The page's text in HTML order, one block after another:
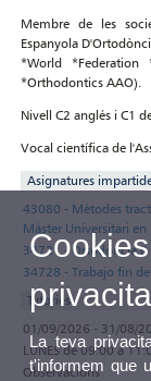
Membre de les
Espanyola
*World *Federation
*Orthodontics AAO).
Nivell C2 anglés i C1
Vocal científica de
Asignatures
43080 - Mètodes
Màster Universitari en
34721 - Ortodòncia
34728 - Trabajo fin
Tutories
01/09/2026 - 31/08/
LUNES de 09:00 a
Observacions
La teva
t'informem que